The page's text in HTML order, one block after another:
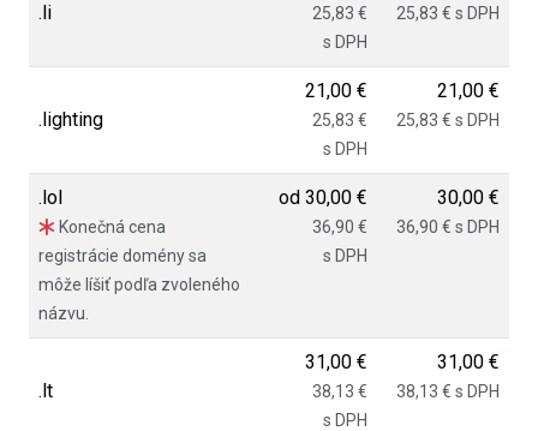
.li
25,83 €
s DPH
25,83 € s DPH
.lighting
21,00 €
25,83 €
s DPH
21,00 €
25,83 € s DPH
.lol
Konečná cena
registrácie domény sa
môže líšiť podľa zvoleného
názvu.
od 30,00 €
36,90 €
s DPH
30,00 €
36,90 € s DPH
.lt
31,00 €
38,13 €
s DPH
31,00 €
38,13 € s DPH